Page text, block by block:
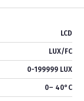
LCD
LUX/FC
0-199999 LUX
0– 40°С